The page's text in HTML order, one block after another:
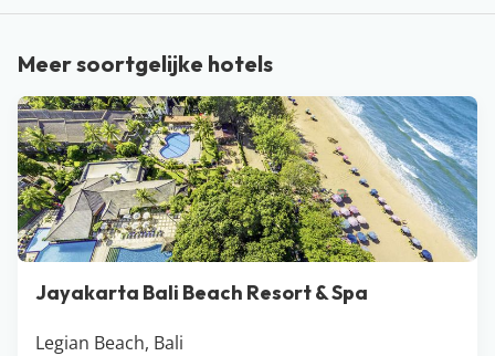
een rondreis wil maken door Bali of het liefst op één
scooter, maak een gezellig praatje met de locals en
ontdek de Balinese vrijheid. Wedden dat jullie weer
helemaal zen zijn na aan vakantie naar dit
Indonesische eiland?
Meer soortgelijke hotels
Jayakarta Bali Beach Resort & Spa
Legian Beach, Bali